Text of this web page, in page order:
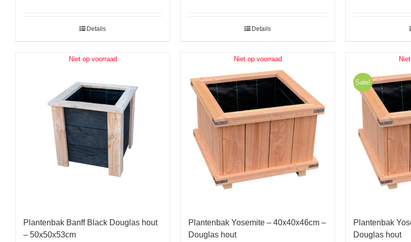
Details Details
Niet op voorraad
Plantenbak Banff Black Douglas hout
– 50x50x53cm
Niet op voorraad
Plantenbak Yosemite – 40x40x46cm –
Douglas hout
Sale!
Plantenbak
Douglas hout